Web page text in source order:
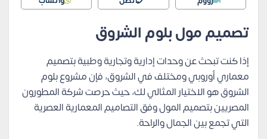
تصميم مول بلوم الشروق
إذا كنت تبحث عن وحدات إدارية وتجارية وطبية بتصميم
معماري أوروبي ومختلف في الشروق، فإن مشروع بلوم
الشروق هو الاختيار المثالي لك، حيث حرصت شركة المطورون
المصريين بتصميم المول وفق التصاميم المعمارية العصرية
التي تجمع بين الجمال والراحة.